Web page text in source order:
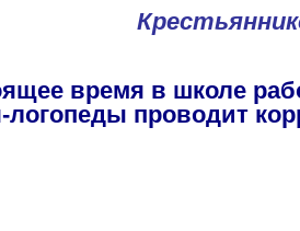
время в школе
логопеды проводит